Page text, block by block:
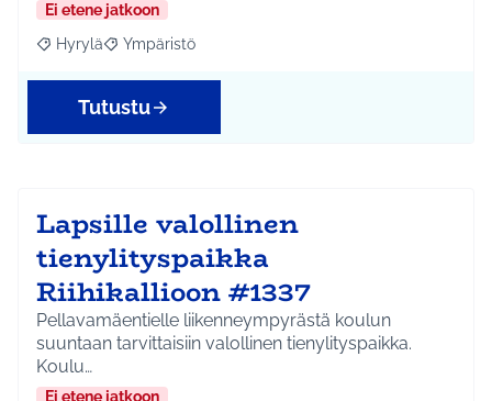
Ei etene jatkoon
Rajaa tulokset aihepiirin mukaan: Hyrylä
Hyrylä Rajaa tulokset teeman mukaan: Ympäristö
Ympäristö
Tutustu
Lapsille valollinen
tienylityspaikka
Riihikallioon #1337
Pellavamäentielle liikenneympyrästä koulun
suuntaan tarvittaisiin valollinen tienylityspaikka.
Koulu…
Ei etene jatkoon